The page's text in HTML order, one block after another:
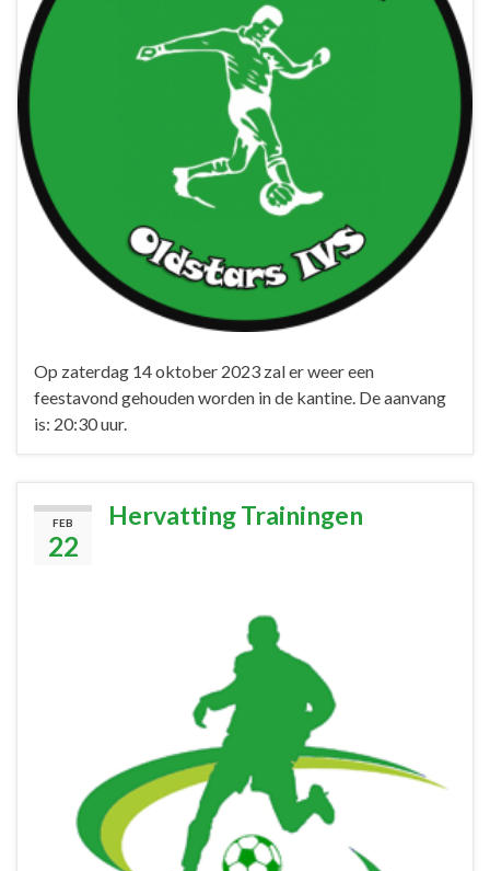
Op zaterdag 14 oktober 2023 zal er weer een
feestavond gehouden worden in de kantine. De aanvang
is: 20:30 uur.
FEB
22
Hervatting Trainingen